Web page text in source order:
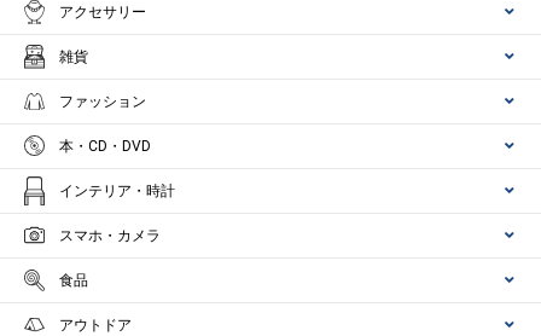
アクセサリー
雑貨
ファッション
本・CD・DVD
インテリア・時計
スマホ・カメラ
食品
アウトドア